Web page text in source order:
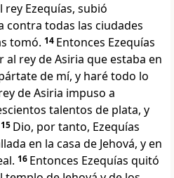
rey Ezequías, subió
contra todas las ciudades
tomó. 14 Entonces Ezequías
al rey de Asiria que estaba en
de mí, y haré todo lo
de Asiria impuso a
talentos de plata, y
15 Dio, por tanto, Ezequías
en la casa de Jehová, y en
16 Entonces Ezequías quitó